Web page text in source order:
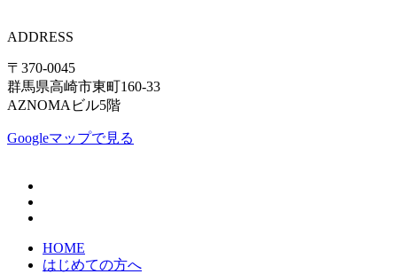
ADDRESS
〒370-0045
群馬県高崎市東町160-33
AZNOMAビル5階
Googleマップで見る
HOME
はじめての方へ